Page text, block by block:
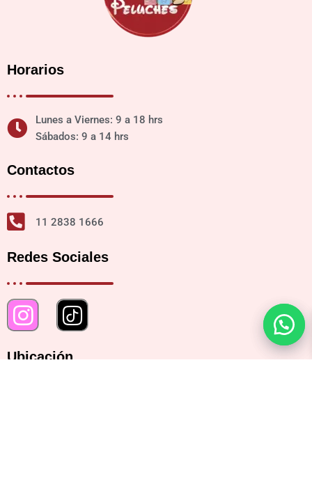
Horarios
Lunes a Viernes: 9 a 18 hrs
Sábados: 9 a 14 hrs
Contactos
11 2838 1666
Redes Sociales
Ubicación